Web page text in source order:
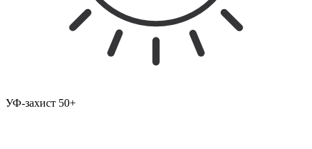
УФ-захист 50+